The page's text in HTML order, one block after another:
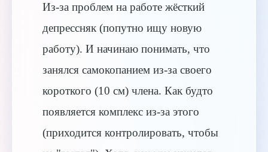
Из-за проблем на работе жёсткий
депрессняк (попутно ищу новую
работу). И начинаю понимать, что
занялся самокопанием из-за своего
короткого (10 см) члена. Как будто
появляется комплекс из-за этого
(приходится контролировать, чтобы